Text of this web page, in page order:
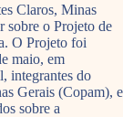
Claros, Minas
sobre o Projeto de
O Projeto foi
maio, em
integrantes do
Gerais (Copam), e
sobre a